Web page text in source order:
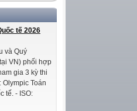
tế 2026
và Quý
VN) phối hợp
gia 3 kỳ thi
Olympic Toán
tế. - ISO: